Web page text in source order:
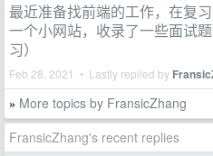
最近准备找前端的工作，在复
一个小网站，收录了一些面试
习）
Feb 28, 2021 • Lastly replied by
» More topics by FransicZhang
FransicZhang's recent replies